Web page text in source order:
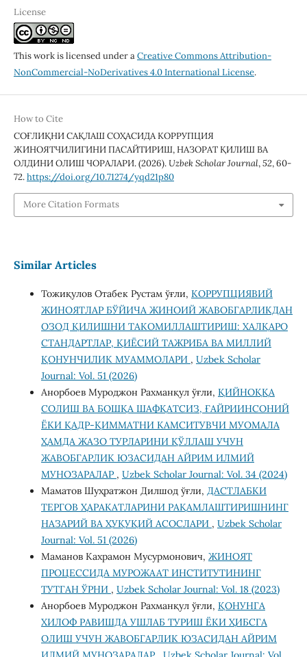
License
This work is licensed under aCreative Commons Attribution-
NonCommercial-NoDerivatives 4.0 International License.
How to Cite
СОҒЛИҚНИ САҚЛАШ СОҲАСИДА КОРРУПЦИЯ
ЖИНОЯТЧИЛИГИНИ ПАСАЙТИРИШ, НАЗОРАТ ҚИЛИШ ВА
ОЛДИНИ ОЛИШ ЧОРАЛАРИ. (2026).Uzbek Scholar Journal,52, 60-
72.https://doi.org/10.71274/yqd21p80
More Citation Formats
Similar Articles
Тожиқулов Отабек Рустам ўғли, КОРРУПЦИЯВИЙ
ЖИНОЯТЛАР БЎЙИЧА ЖИНОИЙ ЖАВОБГАРЛИКДАН
ОЗОД ҚИЛИШНИ ТАКОМИЛЛАШТИРИШ: ХАЛҚАРО
СТАНДАРТЛАР, ҚИЁСИЙ ТАЖРИБА ВА МИЛЛИЙ
ҚОНУНЧИЛИК МУАММОЛАРИ , Uzbek Scholar
Journal: Vol. 51 (2026)
Анорбоев Муроджон Рахманқул ўғли, ҚИЙНОҚҚА
СОЛИШ ВА БОШҚА ШАФҚАТСИЗ, ҒАЙРИИНСОНИЙ
ЁКИ ҚАДР-ҚИММАТНИ КАМСИТУВЧИ МУОМАЛА
ҲАМДА ЖАЗО ТУРЛАРИНИ ҚЎЛЛАШ УЧУН
ЖАВОБГАРЛИК ЮЗАСИДАН АЙРИМ ИЛМИЙ
МУНОЗАРАЛАР , Uzbek Scholar Journal: Vol. 34 (2024)
Маматов Шуҳратжон Дилшод ўғли, ДАСТЛАБКИ
ТЕРГОВ ҲАРАКАТЛАРИНИ РАҚАМЛАШТИРИШНИНГ
НАЗАРИЙ ВА ҲУҚУҚИЙ АСОСЛАРИ , Uzbek Scholar
Journal: Vol. 51 (2026)
Маманов Кахрамон Мусурмонович, ЖИНОЯТ
ПРОЦЕССИДА МУРОЖААТ ИНСТИТУТИНИНГ
ТУТГАН ЎРНИ , Uzbek Scholar Journal: Vol. 18 (2023)
Анорбоев Муроджон Рахманқул ўғли, ҚОНУНГА
ХИЛОФ РАВИШДА УШЛАБ ТУРИШ ЁКИ ҲИБСГА
ОЛИШ УЧУН ЖАВОБГАРЛИК ЮЗАСИДАН АЙРИМ